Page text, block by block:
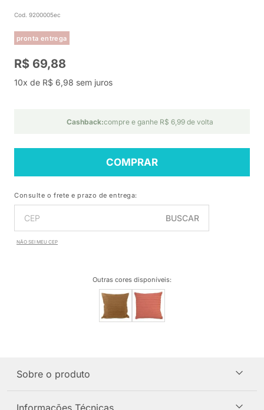
Cod. 9200005ec
pronta entrega
R$ 69,88
10x de R$ 6,98 sem juros
Cashback:compre e ganhe R$ 6,99 de volta
COMPRAR
Consulte o frete e prazo de entrega:
BUSCAR
NÃO SEI MEU CEP
Outras cores disponíveis:
Sobre o produto
Informações Técnicas